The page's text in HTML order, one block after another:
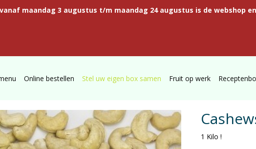
maandag 3 augustus t/m maandag 24 augustus is de webshop
Online bestellen Stel uw eigen box samen Fruit op werk
1 Kilo !